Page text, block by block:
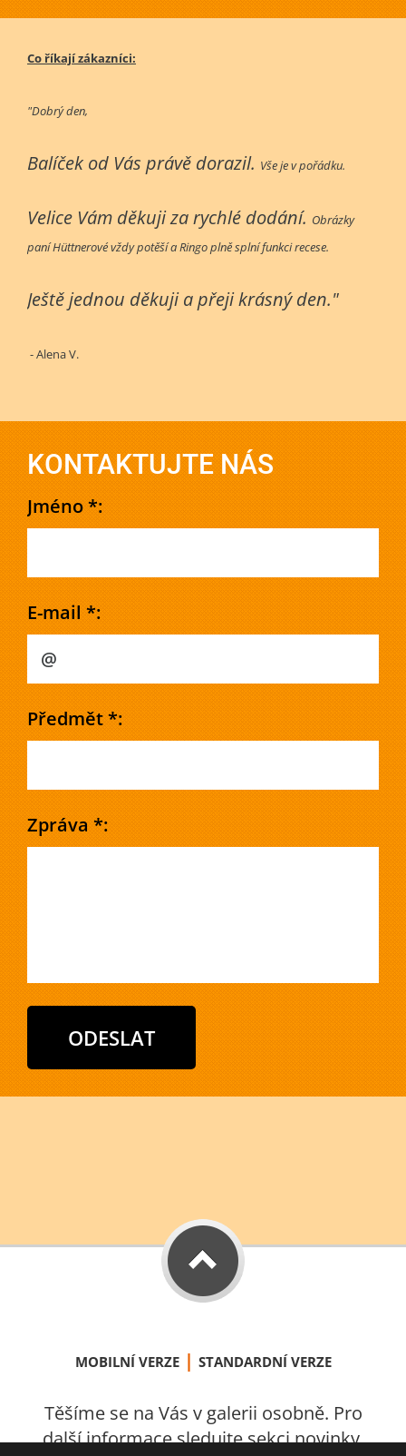
Co říkají zákazníci:
"Dobrý den,
Balíček od Vás právě dorazil. Vše je v pořádku.
Velice Vám děkuji za rychlé dodání. Obrázky
paní Hüttnerové vždy potěší a Ringo plně splní funkci recese.
Ještě jednou děkuji a přeji krásný den."
- Alena V.
KONTAKTUJTE NÁS
Jméno *:
E-mail *:
Předmět *:
Zpráva *:
MOBILNÍ VERZE | STANDARDNÍ VERZE
Těšíme se na Vás v galerii osobně. Pro
další informace sledujte sekci novinky.